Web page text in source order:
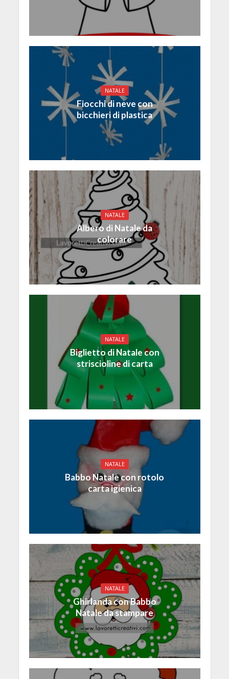
NATALE
Fiocchi di neve con
bicchieri di plastica
NATALE
Albero di Natale da
colorare
NATALE
Biglietto di Natale con
striscioline di carta
NATALE
Babbo Natale con rotolo
carta igienica
NATALE
Ghirlanda con Babbo
Natale da stampare